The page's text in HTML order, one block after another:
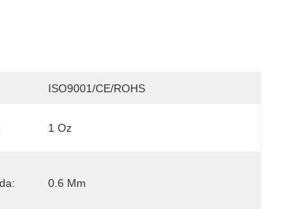
ISO9001/CE/ROHS
1 Oz
0.6 Mm